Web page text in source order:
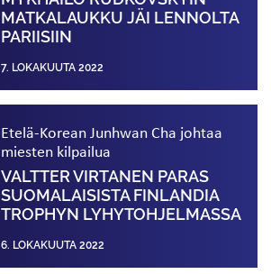
MATKALAUKKU JÄI LENNOLTA
PARIISIIN
7. LOKAKUUTA 2022
Etelä-Korean Junhwan Cha johtaa
miesten kilpailua
VALTTER VIRTANEN PARAS
SUOMALAISISTA FINLANDIA
TROPHYN LYHYT­OHJELMASSA
6. LOKAKUUTA 2022